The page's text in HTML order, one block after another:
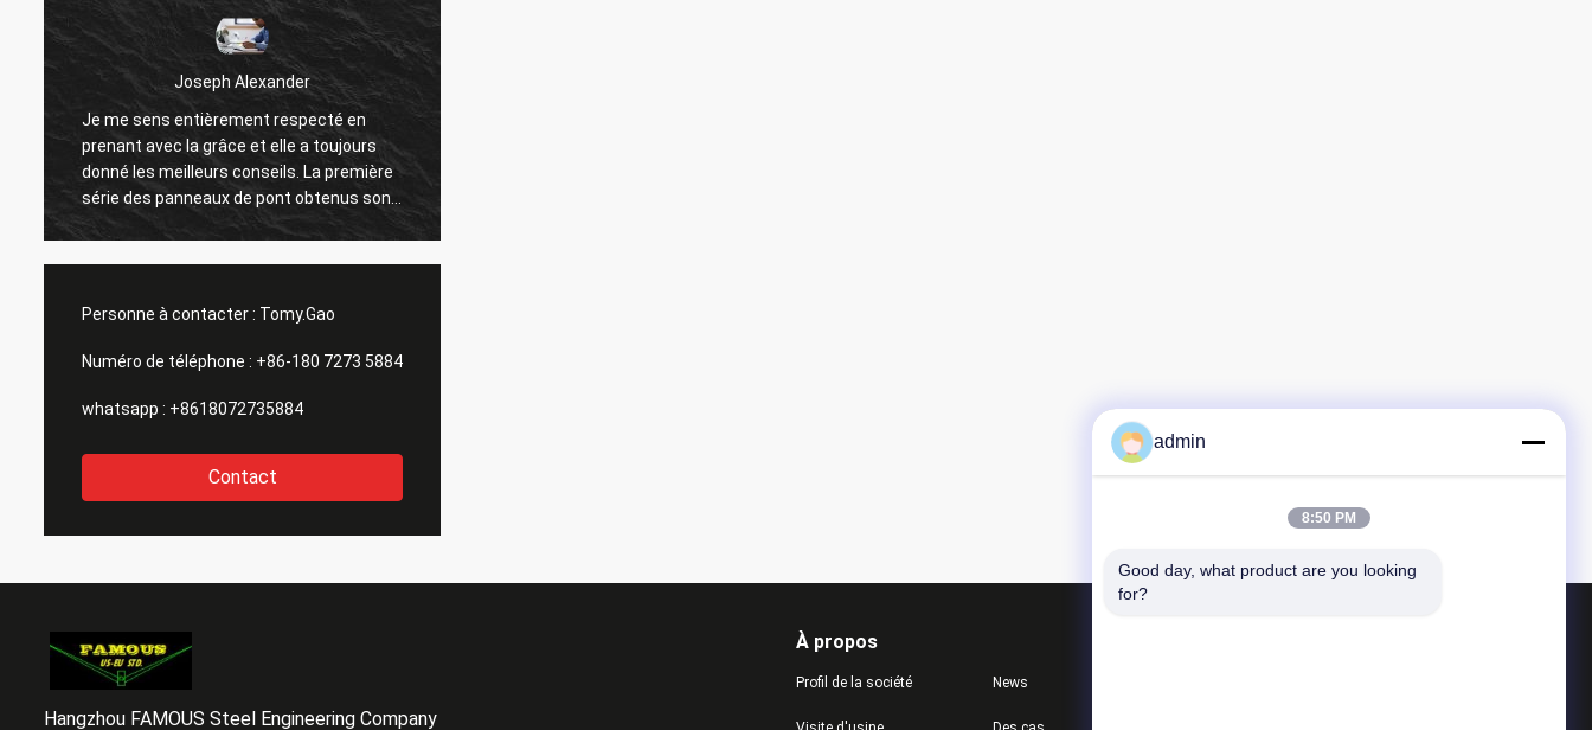
Joseph Alexander
Je me sens entièrement respecté en
prenant avec la grâce et elle a toujours
donné les meilleurs conseils. La première
série des panneaux de pont obtenus sont
grande aussi. merci tous.
Personne à contacter : Tomy.Gao
Numéro de téléphone : +86-180 7273 5884
whatsapp : +8618072735884
Contact
Hangzhou FAMOUS Steel Engineering Company
À propos
Profil de la société News
admin
8:50 PM
Good day, what product are you looking
for?